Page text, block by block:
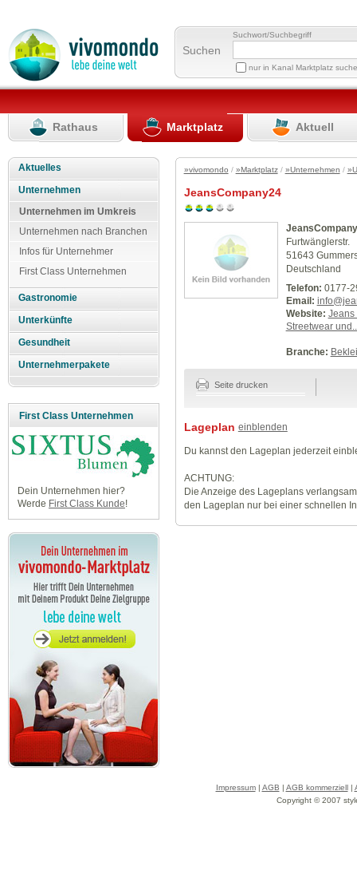
Suchen
Suchwort/Suchbegriff
nur in Kanal Marktplatz
Rathaus Marktplatz Aktuell
Aktuelles
Unternehmen
Unternehmen im Umkreis
Unternehmen nach Branchen
Infos für Unternehmer
First Class Unternehmen
Gastronomie
Unterkünfte
Gesundheit
Unternehmerpakete
First Class Unternehmen
Dein Unternehmen hier?
Werde First Class Kunde!
»vivomondo / »Marktplatz/ »Unternehmen /
JeansCompany24
Furtwänglerstr.
51643
Deutschland
Telefon: 0177-
Email:
Website: Jeans
Streetwear
Branche:
Seite drucken
Lageplan einblenden
Du kannst den Lageplan jederzeit
ACHTUNG:
Die Anzeige des Lageplans
den Lageplan nur bei einer schnellen
Impressum| AGB | AGB kommerziell|
Copyright © 2007